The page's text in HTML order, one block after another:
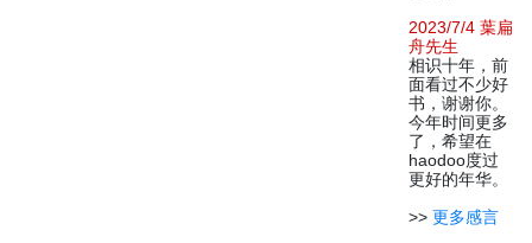
2023/7/4 葉扁
舟先生
相识十年，前
面看过不少好
书，谢谢你。
今年时间更多
了，希望在
haodoo度过
更好的年华。
>> 更多感言